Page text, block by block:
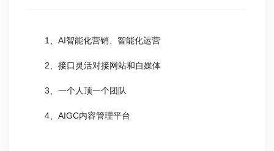
1、AI智能化营销、智能化运营
2、接口灵活对接网站和自媒体
3、一个人顶一个团队
4、AIGC内容管理平台